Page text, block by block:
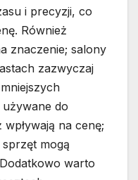
i precyzji, co
Również
znaczenie; salony
zazwyczaj
używane do
na cenę;
mogą
warto